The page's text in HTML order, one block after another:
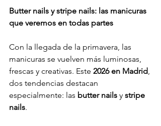
Butter nails y stripe nails: las manicuras
que veremos en todas partes
Con la llegada de la primavera, las
manicuras se vuelven más luminosas,
frescas y creativas. Este 2026 en Madrid,
dos tendencias destacan
especialmente: las butter nails y stripe
nails.